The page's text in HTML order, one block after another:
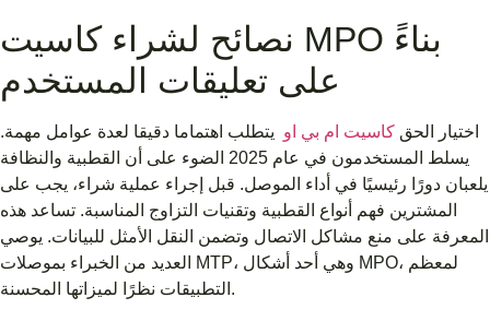
نصائح لشراء كاسيت MPO بناءً
اختيار الحق كاسيت ام بي او يتطلب اهتماما دقيقا لعدة عوامل مهمة.
يسلط المستخدمون في عام 2025 الضوء على أن القطبية والنظافة
يلعبان دورًا رئيسيًا في أداء الموصل. قبل إجراء عملية شراء، يجب على
المشترين فهم أنواع القطبية وتقنيات التزاوج المناسبة. تساعد هذه
المعرفة على منع مشاكل الاتصال وتضمن النقل الأمثل للبيانات. يوصي
العديد من الخبراء بموصلات MTP، وهي أحد أشكال MPO، لمعظم
التطبيقات نظرًا لميزاتها المحسنة.